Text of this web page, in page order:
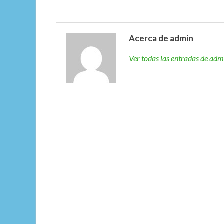
Acerca de admin
Ver todas las entradas de